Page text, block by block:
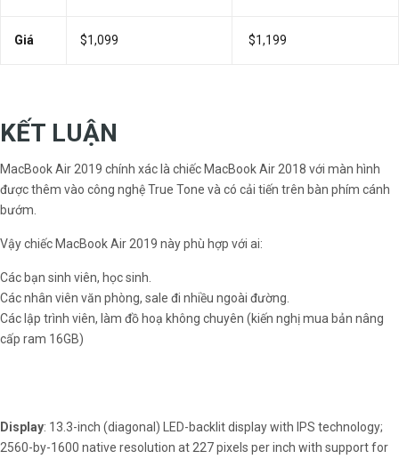
Giá $1,099 $1,199
KẾT LUẬN
MacBook Air 2019 chính xác là chiếc MacBook Air 2018 với màn hình
được thêm vào công nghệ True Tone và có cải tiến trên bàn phím cánh
bướm.
Vậy chiếc MacBook Air 2019 này phù hợp với ai:
Các bạn sinh viên, học sinh.
Các nhân viên văn phòng, sale đi nhiều ngoài đường.
Các lập trình viên, làm đồ hoạ không chuyên (kiến nghị mua bản nâng
cấp ram 16GB)
Display: 13.3-inch (diagonal) LED-backlit display with IPS technology;
2560-by-1600 native resolution at 227 pixels per inch with support for